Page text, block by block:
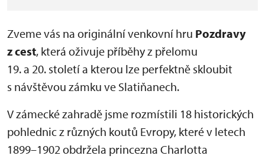
Zveme vás na originální venkovní hru Pozdravy
z cest, která oživuje příběhy z přelomu
19. a 20. století a kterou lze perfektně skloubit
s návštěvou zámku ve Slatiňanech.
V zámecké zahradě jsme rozmístili 18 historických
pohlednic z různých koutů Evropy, které v letech
1899–1902 obdržela princezna Charlotta